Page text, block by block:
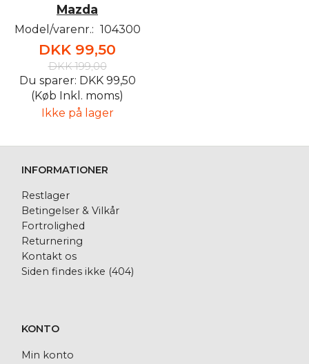
Mazda
Model/varenr.: 104300
DKK 99,50
DKK 199,00
Du sparer: DKK 99,50
(Køb Inkl. moms)
Ikke på lager
INFORMATIONER
Restlager
Betingelser & Vilkår
Fortrolighed
Returnering
Kontakt os
Siden findes ikke (404)
KONTO
Min konto